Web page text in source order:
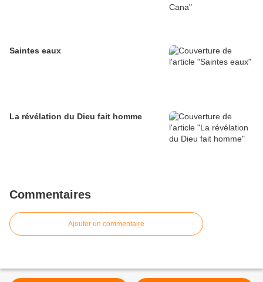
Saintes eaux
La révélation du Dieu fait homme
Commentaires
Ajouter un commentaire